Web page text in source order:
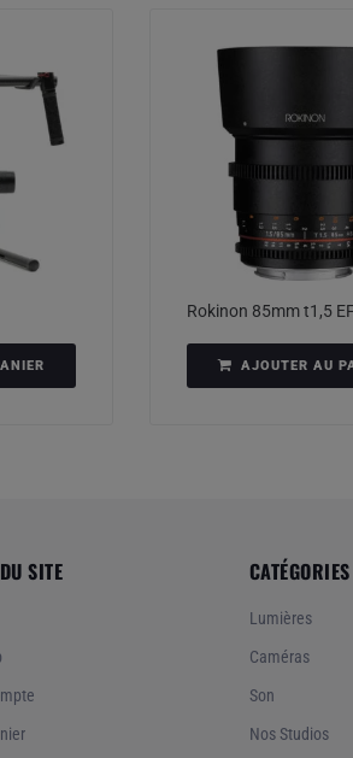
Rokinon 85mm t1,5
AJOUTER AU
SITE CATÉGORIES
Lumières
Caméras
Son
Nos Studios